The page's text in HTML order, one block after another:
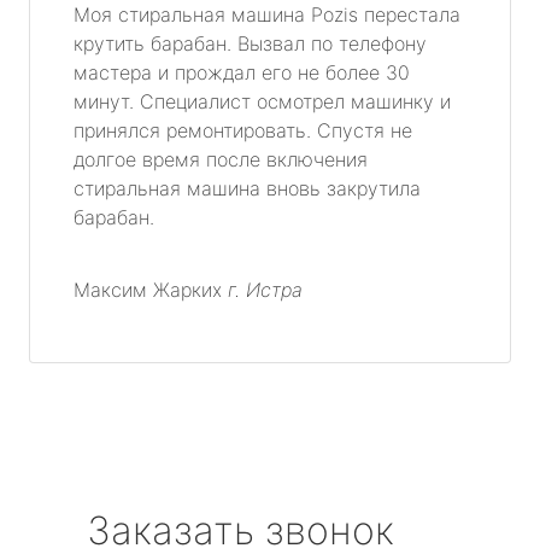
Моя стиральная машина Pozis перестала
крутить барабан. Вызвал по телефону
мастера и прождал его не более 30
минут. Специалист осмотрел машинку и
принялся ремонтировать. Спустя не
долгое время после включения
стиральная машина вновь закрутила
барабан.
Максим Жарких г. Истра
Заказать звонок